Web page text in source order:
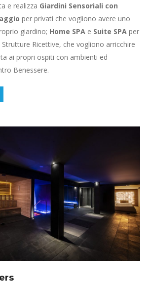
e realizza Giardini Sensoriali con
per privati che vogliono avere uno
giardino; Home SPA e Suite SPA per
Ricettive, che vogliono arricchire
ai propri ospiti con ambienti ed
Benessere.